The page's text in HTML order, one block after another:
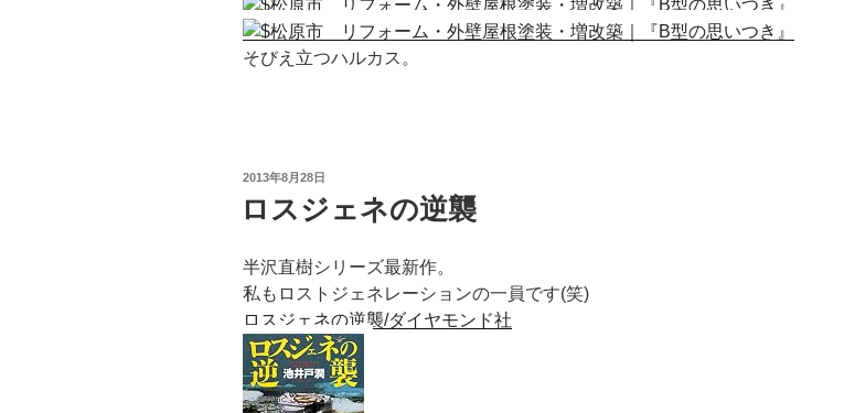
そびえ立つハルカス。
投
2013年8月28日
ロスジェネの逆襲
半沢直樹シリーズ最新作。
私もロストジェネレーションの一員です(笑)
ロスジェネの逆襲/ダイヤモンド社